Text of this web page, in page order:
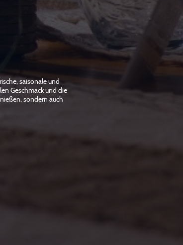
saisonale und
Geschmack und die
sondern auch